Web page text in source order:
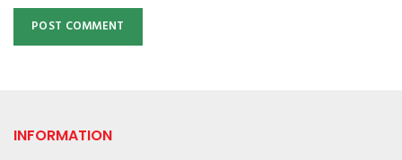
INFORMATION